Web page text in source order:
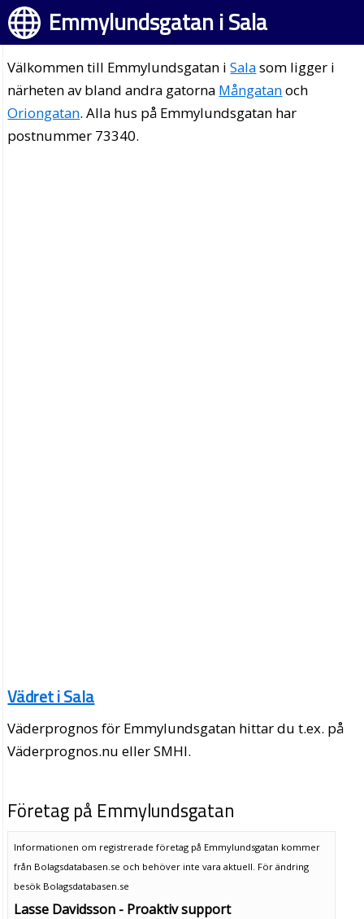
Emmylundsgatan i Sala
Välkommen till Emmylundsgatan iSalasom ligger i
närheten av bland andra gatorna Mångatanoch
Oriongatan. Alla hus på Emmylundsgatan har
postnummer 73340.
Vädret i Sala
Väderprognos för Emmylundsgatan hittar du t.ex. på
Väderprognos.nu eller SMHI.
Företag på Emmylundsgatan
Informationen om registrerade företag på Emmylundsgatan kommer
från Bolagsdatabasen.se och behöver inte vara aktuell. För ändring
besök Bolagsdatabasen.se
Lasse Davidsson - Proaktiv support